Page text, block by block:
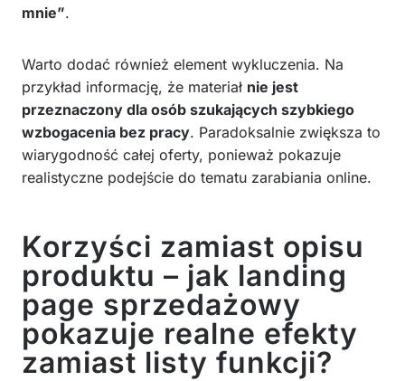
mnie”.
Warto dodać również element wykluczenia. Na
przykład informację, że materiał nie jest
przeznaczony dla osób szukających szybkiego
wzbogacenia bez pracy. Paradoksalnie zwiększa to
wiarygodność całej oferty, ponieważ pokazuje
realistyczne podejście do tematu zarabiania online.
Korzyści zamiast opisu
produktu – jak landing
page sprzedażowy
pokazuje realne efekty
zamiast listy funkcji?